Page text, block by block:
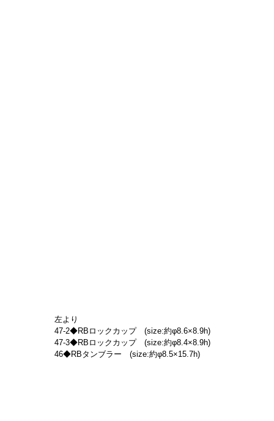
左より
47-2◆RBロックカップ　(size:約φ8.6×8.9h)
47-3◆RBロックカップ　(size:約φ8.4×8.9h)
46◆RBタンブラー　(size:約φ8.5×15.7h)